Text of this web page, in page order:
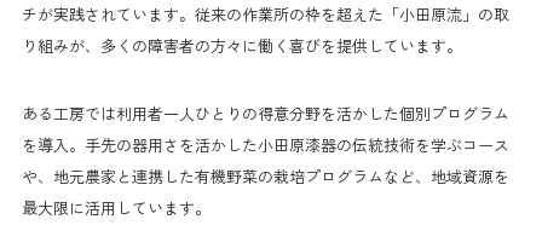
チが実践されています。従来の作業所の枠を超えた「小田原流」の取
り組みが、多くの障害者の方々に働く喜びを提供しています。
ある工房では利用者一人ひとりの得意分野を活かした個別プログラム
を導入。手先の器用さを活かした小田原漆器の伝統技術を学ぶコース
や、地元農家と連携した有機野菜の栽培プログラムなど、地域資源を
最大限に活用しています。